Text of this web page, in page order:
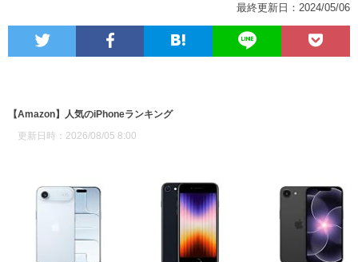
最終更新日：2024/05/06
【Amazon】人気のiPhoneランキング
更新日時：2026/08/05 8:00